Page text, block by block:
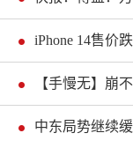
iPhone 14售价
【手慢无】崩
中东局势继续